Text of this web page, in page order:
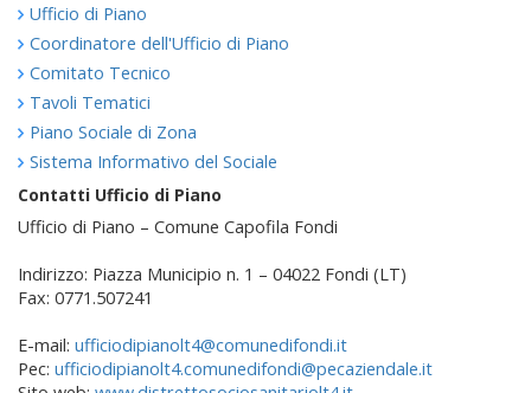
Ufficio di Piano
Coordinatore dell'Ufficio di Piano
Comitato Tecnico
Tavoli Tematici
Piano Sociale di Zona
Sistema Informativo del Sociale
Contatti Ufficio di Piano
Ufficio di Piano – Comune Capofila Fondi
Indirizzo: Piazza Municipio n. 1 – 04022 Fondi (LT)
Fax: 0771.507241
E-mail: ufficiodipianolt4@comunedifondi.it
Pec: ufficiodipianolt4.comunedifondi@pecaziendale.it